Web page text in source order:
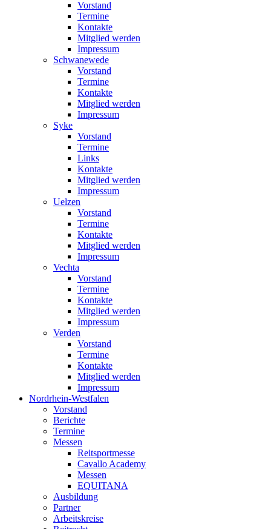
Vorstand
Termine
Kontakte
Mitglied werden
Impressum
Schwanewede
Vorstand
Termine
Kontakte
Mitglied werden
Impressum
Syke
Vorstand
Termine
Links
Kontakte
Mitglied werden
Impressum
Uelzen
Vorstand
Termine
Kontakte
Mitglied werden
Impressum
Vechta
Vorstand
Termine
Kontakte
Mitglied werden
Impressum
Verden
Vorstand
Termine
Kontakte
Mitglied werden
Impressum
Nordrhein-Westfalen
Vorstand
Berichte
Termine
Messen
Reitsportmesse
Cavallo Academy
Messen
EQUITANA
Ausbildung
Partner
Arbeitskreise